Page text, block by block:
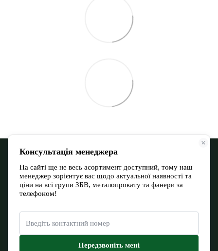
068 900 12-13 066 532 11-72
Контактная информация
Полная версия сайта
© 2026 Евромакс Буд Тов